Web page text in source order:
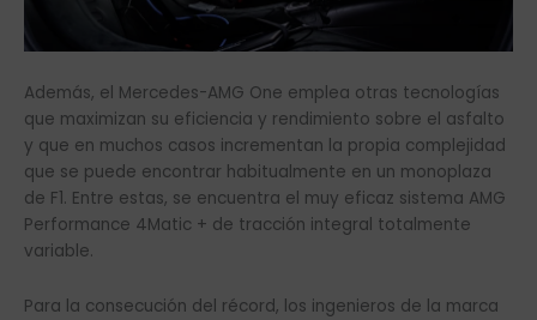
Además, el Mercedes-AMG One emplea otras tecnologías
que maximizan su eficiencia y rendimiento sobre el asfalto
y que en muchos casos incrementan la propia complejidad
que se puede encontrar habitualmente en un monoplaza
de F1. Entre estas, se encuentra el muy eficaz sistema AMG
Performance 4Matic + de tracción integral totalmente
variable.
Para la consecución del récord, los ingenieros de la marca